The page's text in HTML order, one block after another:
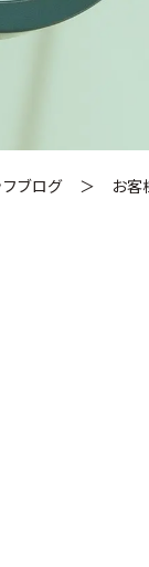
フブログ＞ お客